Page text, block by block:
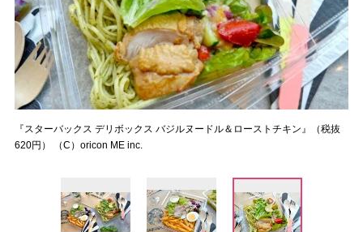
『スターバックス デリボックス バジルヌードル＆ローストチキン』（税抜
620円） （C）oricon ME inc.